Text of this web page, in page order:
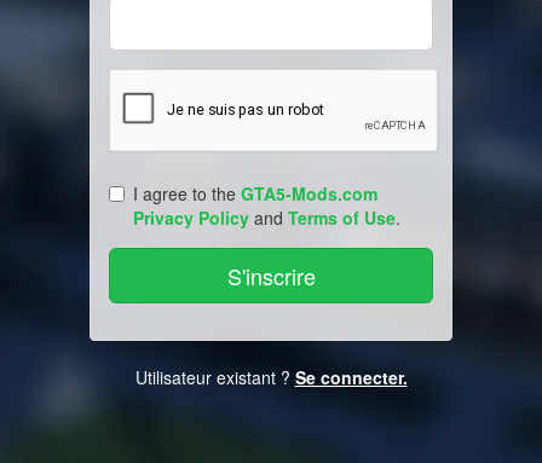
I agree to the GTA5-Mods.com
Privacy Policy and Terms of Use.
Utilisateur existant ? Se connecter.